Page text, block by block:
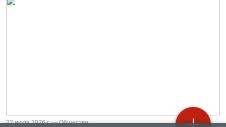
22 июля 2026 г. — Общество